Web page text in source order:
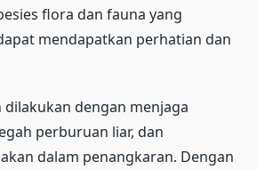
flora dan fauna yang
mendapatkan perhatian dan
dilakukan dengan menjaga
perburuan liar, dan
dalam penangkaran. Dengan